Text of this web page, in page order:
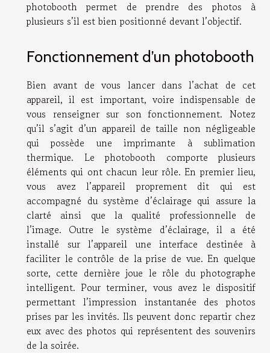
photobooth permet de prendre des photos à
plusieurs s’il est bien positionné devant l’objectif.
Fonctionnement d’un photobooth
Bien avant de vous lancer dans l’achat de cet
appareil, il est important, voire indispensable de
vous renseigner sur son fonctionnement. Notez
qu’il s’agit d’un appareil de taille non négligeable
qui possède une imprimante à sublimation
thermique. Le photobooth comporte plusieurs
éléments qui ont chacun leur rôle. En premier lieu,
vous avez l’appareil proprement dit qui est
accompagné du système d’éclairage qui assure la
clarté ainsi que la qualité professionnelle de
l’image. Outre le système d’éclairage, il a été
installé sur l’appareil une interface destinée à
faciliter le contrôle de la prise de vue. En quelque
sorte, cette dernière joue le rôle du photographe
intelligent. Pour terminer, vous avez le dispositif
permettant l’impression instantanée des photos
prises par les invités. Ils peuvent donc repartir chez
eux avec des photos qui représentent des souvenirs
de la soirée.